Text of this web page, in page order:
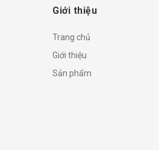
Giới thiệu
Trang chủ
Giới thiệu
Sản phẩm